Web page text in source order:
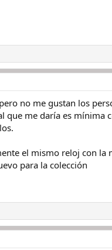
no me gustan los
me daría es mínima
el mismo reloj con
para la colección